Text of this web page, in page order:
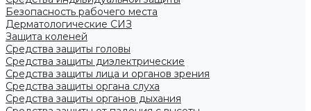
Безопасность рабочего места
Дерматологические СИЗ
Защита коленей
Средства защиты головы
Средства защиты диэлектрические
Средства защиты лица и органов зрения
Средства защиты органа слуха
Средства защиты органов дыхания